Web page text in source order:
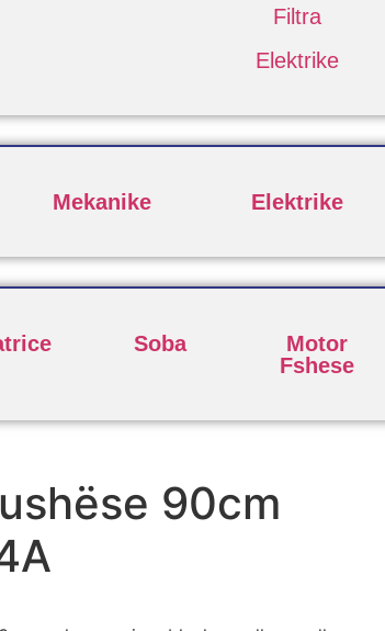
Filtra
Elektrike
Mekanike Elektrike
Soba
Motor
Fshese
90cm